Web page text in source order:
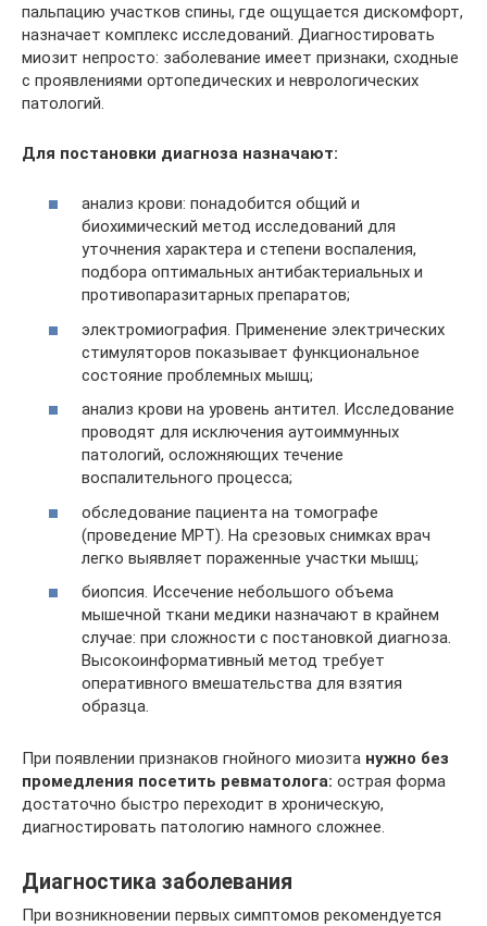
пальпацию участков спины, где ощущается дискомфорт,
назначает комплекс исследований. Диагностировать
миозит непросто: заболевание имеет признаки, сходные
с проявлениями ортопедических и неврологических
патологий.
Для постановки диагноза назначают:
анализ крови: понадобится общий и
биохимический метод исследований для
уточнения характера и степени воспаления,
подбора оптимальных антибактериальных и
противопаразитарных препаратов;
электромиография. Применение электрических
стимуляторов показывает функциональное
состояние проблемных мышц;
анализ крови на уровень антител. Исследование
проводят для исключения аутоиммунных
патологий, осложняющих течение
воспалительного процесса;
обследование пациента на томографе
(проведение МРТ). На срезовых снимках врач
легко выявляет пораженные участки мышц;
биопсия. Иссечение небольшого объема
мышечной ткани медики назначают в крайнем
случае: при сложности с постановкой диагноза.
Высокоинформативный метод требует
оперативного вмешательства для взятия
образца.
При появлении признаков гнойного миозита нужно без
промедления посетить ревматолога: острая форма
достаточно быстро переходит в хроническую,
диагностировать патологию намного сложнее.
Диагностика заболевания
При возникновении первых симптомов рекомендуется